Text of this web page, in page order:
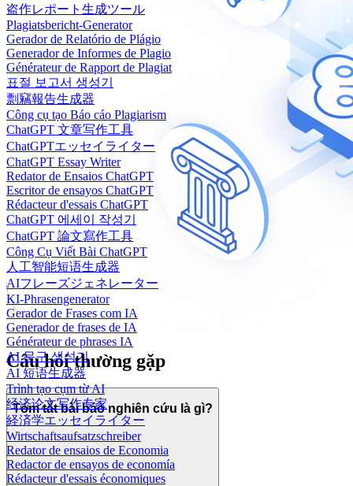
盗作レポート生成ツール
Plagiatsbericht-Generator
Gerador de Relatório de Plágio
Generador de Informes de Plagio
Générateur de Rapport de Plagiat
표절 보고서 생성기
剽竊報告生成器
Công cụ tạo Báo cáo Plagiarism
ChatGPT 文章写作工具
ChatGPTエッセイライター
ChatGPT Essay Writer
Redator de Ensaios ChatGPT
Escritor de ensayos ChatGPT
Rédacteur d'essais ChatGPT
ChatGPT 에세이 작성기
ChatGPT 論文寫作工具
Công Cụ Viết Bài ChatGPT
人工智能短语生成器
AIフレーズジェネレーター
KI-Phrasengenerator
Gerador de Frases com IA
Generador de frases de IA
Générateur de phrases IA
AI 문구 생성기
AI 短语生成器
Trình tạo cụm từ AI
经济论文写作专家
経済学エッセイライター
Wirtschaftsaufsatzschreiber
Redator de ensaios de Economia
Redactor de ensayos de economía
Rédacteur d'essais économiques
Câu hỏi thường gặp
Tóm tắt bài báo nghiên cứu là gì?